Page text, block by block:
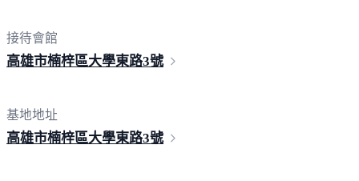
接待會館
高雄市楠梓區大學東路3號
基地地址
高雄市楠梓區大學東路3號